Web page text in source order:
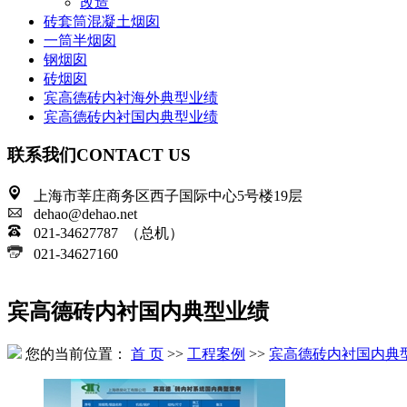
砖套筒混凝土烟囱
一筒半烟囱
钢烟囱
砖烟囱
宾高德砖内衬海外典型业绩
宾高德砖内衬国内典型业绩
联系我们CONTACT US
上海市莘庄商务区西子国际中心5号楼19层
dehao@dehao.net
021-34627787 （总机）
021-34627160
宾高德砖内衬国内典型业绩
您的当前位置： 首 页 >> 工程案例 >> 宾高德砖内衬国内典